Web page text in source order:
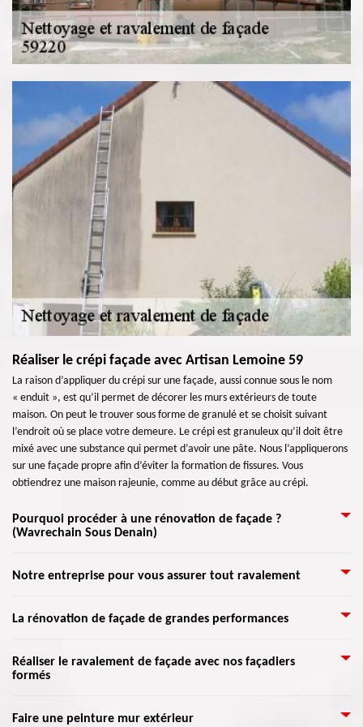
Réaliser le crépi façade avec Artisan Lemoine 59
La raison d’appliquer du crépi sur une façade, aussi connue sous le nom
« enduit », est qu’il permet de décorer les murs extérieurs de toute
maison. On peut le trouver sous forme de granulé et se choisit suivant
l’endroit où se place votre demeure. Le crépi est granuleux qu’il doit être
mixé avec une substance qui permet d’avoir une pâte. Nous l’appliquerons
sur une façade propre afin d’éviter la formation de fissures. Vous
obtiendrez une maison rajeunie, comme au début grâce au crépi.
Pourquoi procéder à une rénovation de façade ?
(Wavrechain Sous Denain)
Artisan Lemoine 59 vous accompagnera dans toutes les étapes de votre
dommages et leurs sources, jusqu’à la réalisation de votre projet. Que ce
nous sommes à votre service pour assurer les travaux. Votre façade mérite
en effet d’être bien traitée, car elle reflète l’image de votre maison et de
Notre entreprise pour vous assurer tout ravalement
Il est plus sûr d’avoir plusieurs devis de différents ravaleurs, notamment si
d’entreprise comme Artisan Lemoine 59 où vous détaillerez vos nécessités
C’est pour identifier les opérations précises à faire, et aussi pour examiner
La rénovation de façade de grandes performances
Si vous voulez faire appel à des professionnels pour votre ravalement,
votre façade va vite retrouver sa beauté. Même si elle n’est pas encore si
d’éviter la détérioration des murs extérieurs. Vous éviterez également les
Réaliser le ravalement de façade avec nos façadiers
formés
Grâce à l’aide de nos artisans qualifiés dans ce domaine, nous pouvons
Faire une peinture mur extérieur